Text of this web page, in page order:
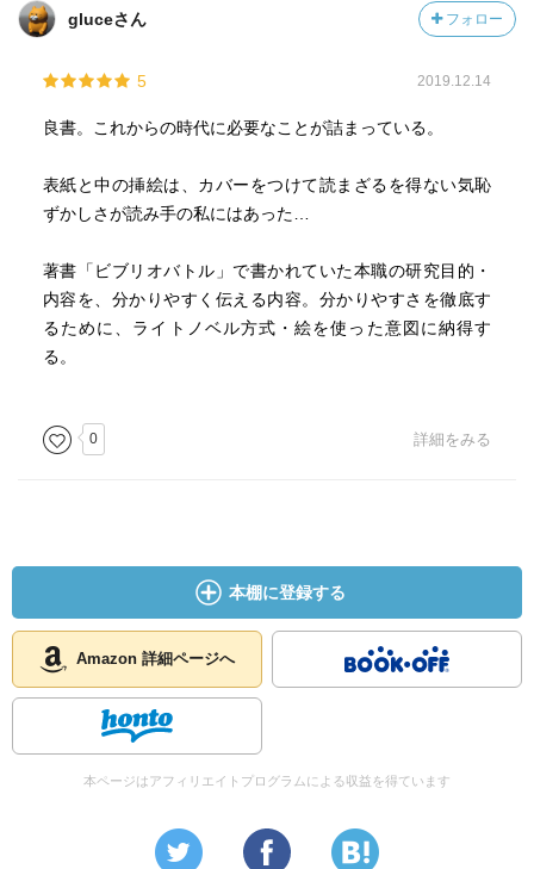
gluceさん フォロー
5 2019.12.14
良書。これからの時代に必要なことが詰まっている。
表紙と中の挿絵は、カバーをつけて読まざるを得ない気恥
ずかしさが読み手の私にはあった…
著書「ビブリオバトル」で書かれていた本職の研究目的・
内容を、分かりやすく伝える内容。分かりやすさを徹底す
るために、ライトノベル方式・絵を使った意図に納得す
る。
0 詳細をみる
本棚に登録する
Amazon 詳細ページへ
本ページはアフィリエイトプログラムによる収益を得ています